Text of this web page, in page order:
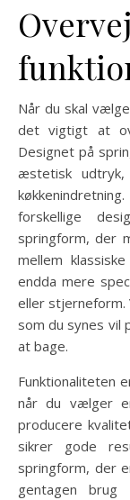
Når du skal
det vigtigt at
Designet på
æstetisk
forskellige
springform, der
mellem
endda mere
eller
som du synes vil
at bage.
Funktionaliteten
når du vælger
producere
sikrer gode
springform, der
gentagen